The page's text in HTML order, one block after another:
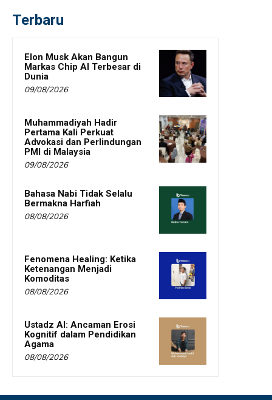
Terbaru
Elon Musk Akan Bangun
Markas Chip AI Terbesar di
Dunia
09/08/2026
Muhammadiyah Hadir
Pertama Kali Perkuat
Advokasi dan Perlindungan
PMI di Malaysia
09/08/2026
Bahasa Nabi Tidak Selalu
Bermakna Harfiah
08/08/2026
Fenomena Healing: Ketika
Ketenangan Menjadi
Komoditas
08/08/2026
Ustadz AI: Ancaman Erosi
Kognitif dalam Pendidikan
Agama
08/08/2026